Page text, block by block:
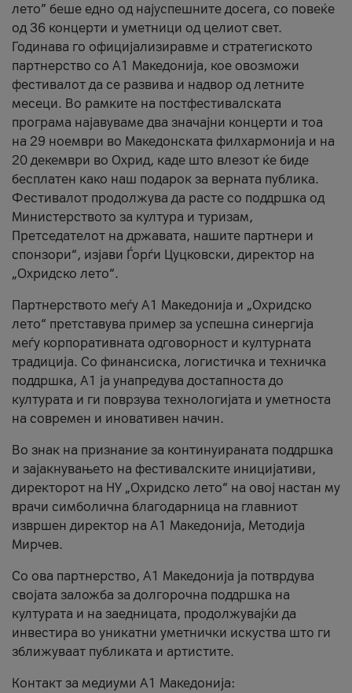
лето” беше едно од најуспешните досега, со повеќе
од 36 концерти и уметници од целиот свет.
Годинава го официјализиравме и стратегиското
партнерство со А1 Македонија, кое овозможи
фестивалот да се развива и надвор од летните
месеци. Во рамките на постфестивалската
програма најавуваме два значајни концерти и тоа
на 29 ноември во Македонската филхармонија и на
20 декември во Охрид, каде што влезот ќе биде
бесплатен како наш подарок за верната публика.
Фестивалот продолжува да расте со поддршка од
Министерството за култура и туризам,
Претседателот на државата, нашите партнери и
спонзори“, изјави Ѓорѓи Цуцковски, директор на
„Охридско лето“.
Партнерството меѓу A1 Македонија и „Охридско
лето“ претставува пример за успешна синергија
меѓу корпоративната одговорност и културната
традиција. Со финансиска, логистичка и техничка
поддршка, A1 ја унапредува достапноста до
културата и ги поврзува технологијата и уметноста
на современ и иновативен начин.
Во знак на признание за континуираната поддршка
и зајакнувањето на фестивалските иницијативи,
директорот на НУ „Охридско лето“ на овој настан му
врачи симболична благодарница на главниот
извршен директор на A1 Македонија, Методија
Мирчев.
Со ова партнерство, A1 Македонија ја потврдува
својата заложба за долгорочна поддршка на
културата и на заедницата, продолжувајќи да
инвестира во уникатни уметнички искуства што ги
зближуваат публиката и артистите.
Контакт за медиуми А1 Македонија: